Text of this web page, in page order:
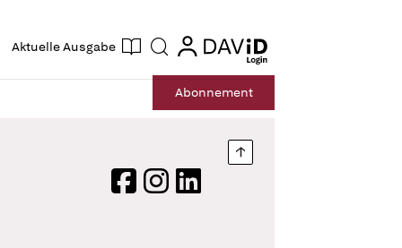
Aktuelle Ausgabe Suche login
login
Abonnement
Nach oben springen
FacebookInstagram
LinkedIn